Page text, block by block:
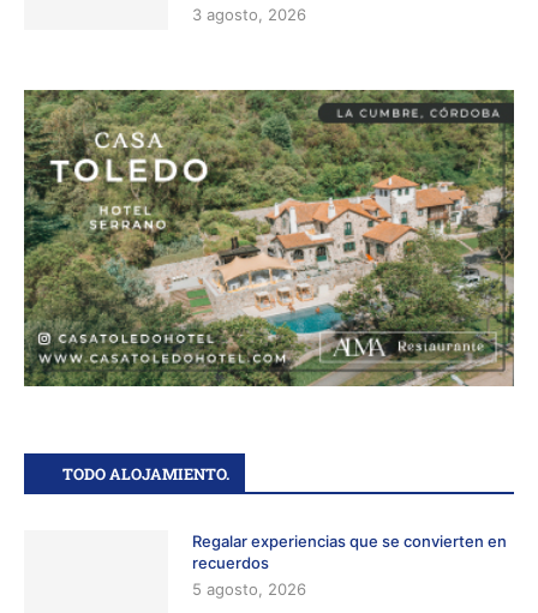
3 agosto, 2026
TODO ALOJAMIENTO.
Regalar experiencias que se convierten en
recuerdos
5 agosto, 2026